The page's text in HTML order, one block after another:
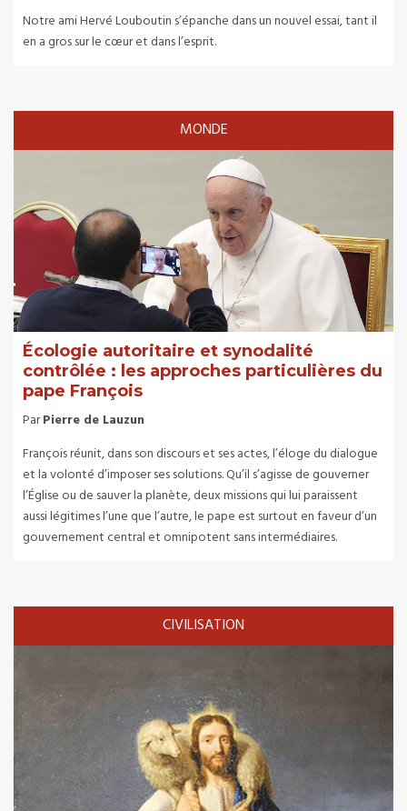
Notre ami Hervé Louboutin s’épanche dans un nouvel essai, tant il
en a gros sur le cœur et dans l’esprit.
MONDE
Écologie autoritaire et synodalité
contrôlée : les approches particulières du
pape François
ParPierre de Lauzun
François réunit, dans son discours et ses actes, l’éloge du dialogue
et la volonté d’imposer ses solutions. Qu’il s’agisse de gouverner
l’Église ou de sauver la planète, deux missions qui lui paraissent
aussi légitimes l’une que l’autre, le pape est surtout en faveur d’un
gouvernement central et omnipotent sans intermédiaires.
CIVILISATION